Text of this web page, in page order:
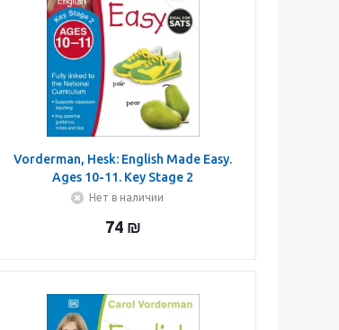
Vorderman, Hesk: English Made Easy.
Ages 10-11. Key Stage 2
Нет в наличии
74₪